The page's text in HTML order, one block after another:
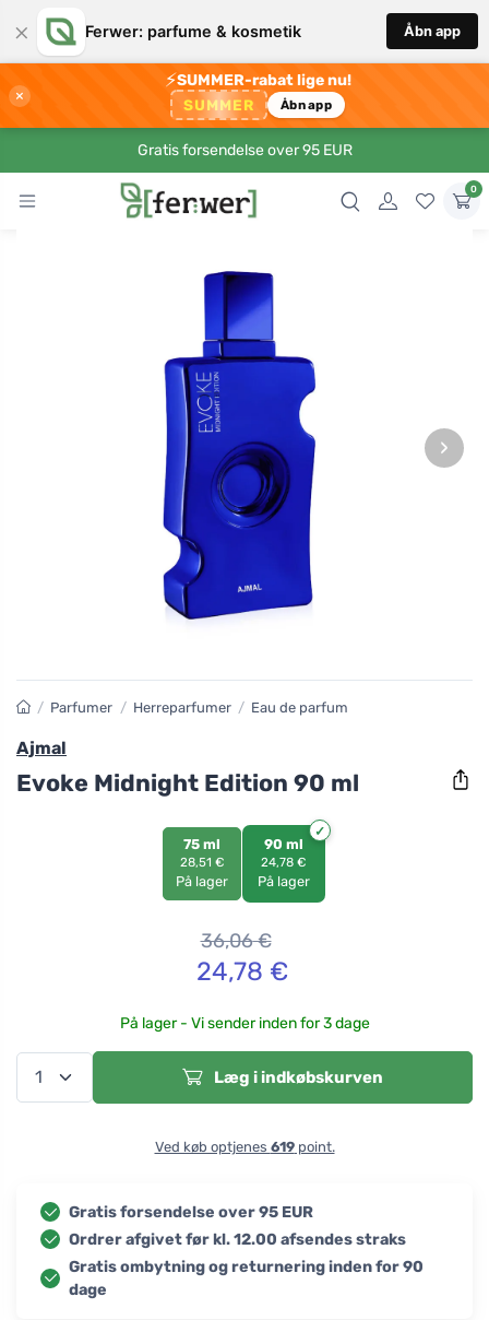
× Ferwer: parfume & kosmetik Åbn app
×
⚡SUMMER-rabat lige nu!
SUMMER Åbn app
Gratis forsendelse over 95 EUR
0
›
/ Parfumer / Herreparfumer / Eau de parfum
Ajmal
Evoke Midnight Edition 90 ml
75 ml
28,51 €
På lager
90 ml
24,78 €
På lager
36,06€
24,78 €
På lager - Vi sender inden for 3 dage
Læg i indkøbskurven
Ved køb optjenes 619point.
Gratis forsendelse over 95 EUR
Ordrer afgivet før kl. 12.00 afsendes straks
Gratis ombytning og returnering inden for 90
dage